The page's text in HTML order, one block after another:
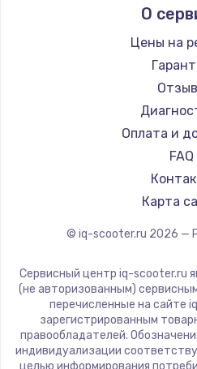
KIRIN
О
Цены на
Оплата и
FAQ
Карта
© iq-scooter.ru 2026 —
Сервисный центр iq-scooter.ru
(не авторизованным)
перечисленные на сайте
зарегистрированным
правообладателей.
индивидуализации
целью информирования